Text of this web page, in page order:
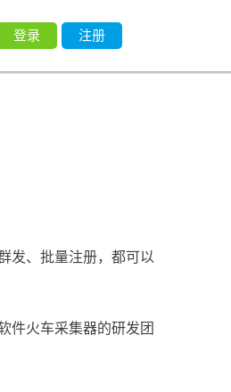
注册
登录
发、批量注册，都可以
件火车采集器的研发团